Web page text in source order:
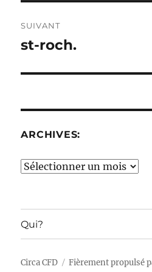
SUIVANT
Publication
st-roch.
ARCHIVES:
Archives:
Qui?
Circa CFD Fièrement propulsé